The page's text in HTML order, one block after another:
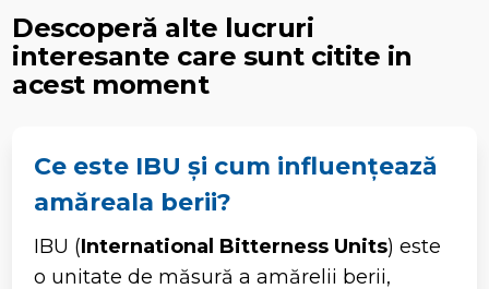
Descoperă alte lucruri
interesante care sunt citite in
acest moment
Ce este IBU și cum influențează
amăreala berii?
IBU (International Bitterness Units) este
o unitate de măsură a amărelii berii,